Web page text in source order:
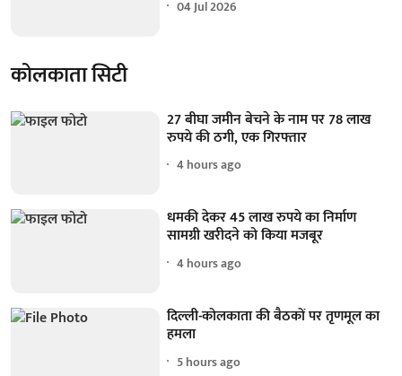
04 Jul 2026
कोलकाता सिटी
27 बीघा जमीन बेचने के नाम पर 78 लाख
रुपये की ठगी, एक गिरफ्तार
4 hours ago
धमकी देकर 45 लाख रुपये का निर्माण
सामग्री खरीदने को किया मजबूर
4 hours ago
दिल्ली-कोलकाता की बैठकों पर तृणमूल का
हमला
5 hours ago